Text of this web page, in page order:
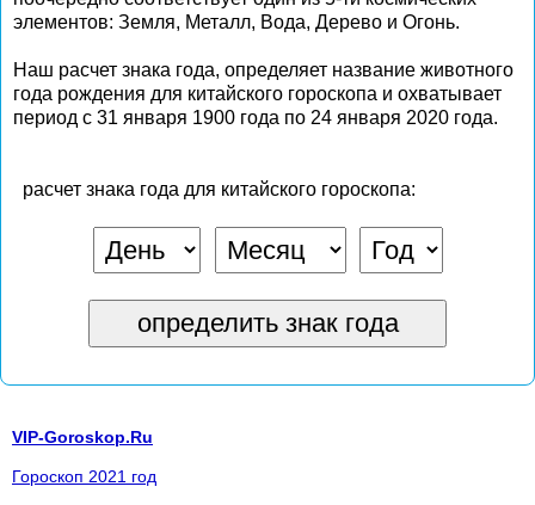
элементов: Земля, Металл, Вода, Дерево и Огонь.
Наш расчет знака года, определяет название животного
года рождения для китайского гороскопа и охватывает
период с 31 января 1900 года по 24 января 2020 года.
расчет знака года для китайского гороскопа:
VIP-Goroskop.Ru
Гороскоп 2021 год